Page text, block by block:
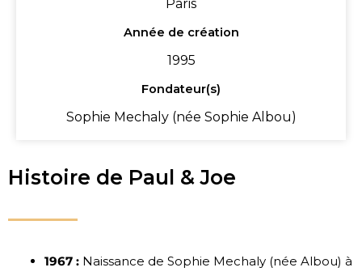
Paris
Année de création
1995
Fondateur(s)
Sophie Mechaly (née Sophie Albou)
Histoire de Paul & Joe
1967 : Naissance de Sophie Mechaly (née Albou) à